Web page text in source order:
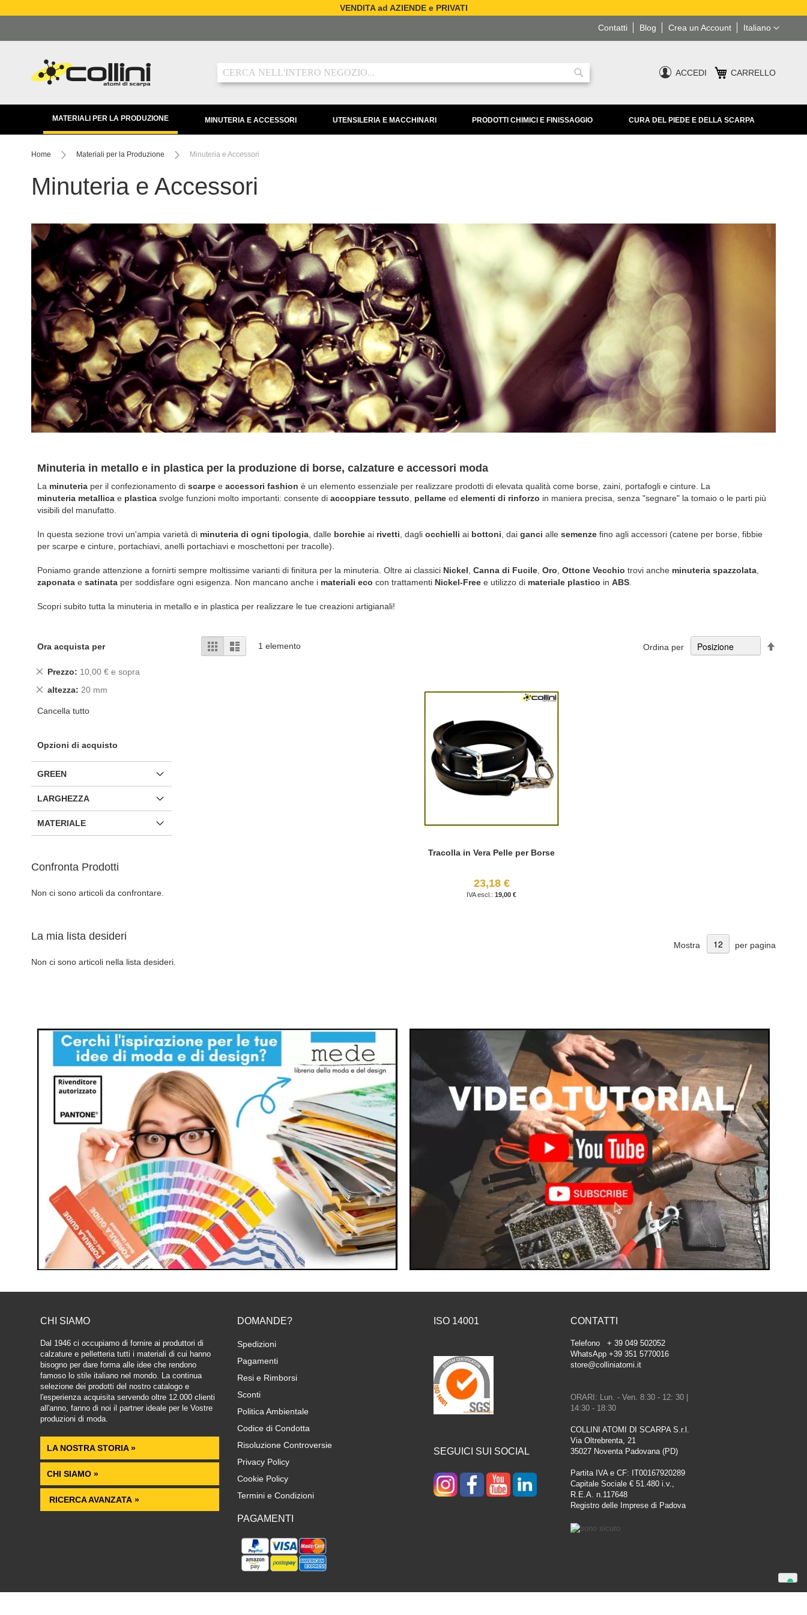
VENDITA ad AZIENDE e PRIVATI
al
Lingua
Italiano
Blog Crea un Account
Contatti
Ricerca Ricerca
ACCEDI CARRELLO
MATERIALI PER LA PRODUZIONE MINUTERIA E ACCESSORI UTENSILERIA E MACCHINARI PRODOTTI CHIMICI E FINISSAGGIO CURA DEL PIEDE E DELLA SCARPA
Home Materiali per la Produzione Minuteria e Accessori
Minuteria e Accessori
Minuteria in metallo e in plastica per la produzione di borse, calzature e accessori moda
La minuteria per il confezionamento di scarpe e accessori fashion è un elemento essenziale per realizzare prodotti di elevata qualità come borse, zaini, portafogli e cinture. La
minuteria metallica e plastica svolge funzioni molto importanti: consente di accoppiare tessuto, pellame ed elementi di rinforzo in maniera precisa, senza "segnare" la tomaio o le parti più
visibili del manufatto.
In questa sezione trovi un'ampia varietà di minuteria di ogni tipologia, dalle borchie ai rivetti, dagli occhielli ai bottoni, dai ganci alle semenze fino agli accessori (catene per borse, fibbie
per scarpe e cinture, portachiavi, anelli portachiavi e moschettoni per tracolle).
Poniamo grande attenzione a fornirti sempre moltissime varianti di finitura per la minuteria. Oltre ai classici Nickel, Canna di Fucile, Oro, Ottone Vecchio trovi anche minuteria spazzolata,
zaponata e satinata per soddisfare ogni esigenza. Non mancano anche i materiali eco con trattamenti Nickel-Free e utilizzo di materiale plastico in ABS.
Scopri subito tutta la minuteria in metallo e in plastica per realizzare le tue creazioni artigianali!
Mostra
come
GrigliaLista 1 elemento Ordina per
Tracolla in Vera Pelle per Borse
23,18 €
19,00 €
LISTA
AL
Mostra per pagina
Ora acquista per
Prezzo 10,00 € e sopra
Rimuovi
articolo
altezza 20 mm
Rimuovi
articolo
Cancella tutto
Opzioni di acquisto
GREEN
LARGHEZZA
MATERIALE
Confronta Prodotti
Non ci sono articoli da confrontare.
La mia lista desideri
Non ci sono articoli nella lista desideri.
CHI SIAMO
Dal 1946 ci occupiamo di fornire ai produttori di
calzature e pelletteria tutti i materiali di cui hanno
bisogno per dare forma alle idee che rendono
famoso lo stile italiano nel mondo. La continua
selezione dei prodotti del nostro catalogo e
l'esperienza acquisita servendo oltre 12.000 clienti
all'anno, fanno di noi il partner ideale per le Vostre
produzioni di moda.
LA NOSTRA STORIA »
CHI SIAMO »
RICERCA AVANZATA »
DOMANDE?
Spedizioni
Pagamenti
Resi e Rimborsi
Sconti
Politica Ambientale
Codice di Condotta
Risoluzione Controversie
Privacy Policy
Cookie Policy
Termini e Condizioni
PAGAMENTI
ISO 14001
SEGUICI SUI SOCIAL
CONTATTI
Telefono + 39 049 502052
WhatsApp +39 351 5770016
store@colliniatomi.it
ORARI: Lun. - Ven. 8:30 - 12: 30 |
14:30 - 18:30
COLLINI ATOMI DI SCARPA S.r.l.
Via Oltrebrenta, 21
35027 Noventa Padovana (PD)
Partita IVA e CF: IT00167920289
Capitale Sociale € 51.480 i.v.,
R.E.A. n.117648
Registro delle Imprese di Padova